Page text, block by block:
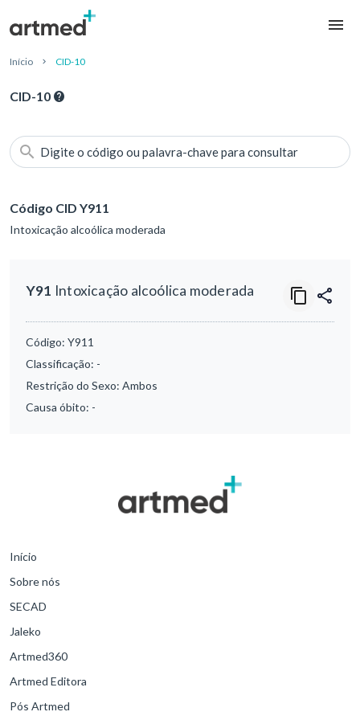
Início CID-10
CID-10
Digite o código ou palavra-chave para consultar
Código CID Y911
Intoxicação alcoólica moderada
Y91 Intoxicação alcoólica moderada
Código: Y911
Classificação: -
Restrição do Sexo: Ambos
Causa óbito: -
Início
Sobre nós
SECAD
Jaleko
Artmed360
Artmed Editora
Pós Artmed